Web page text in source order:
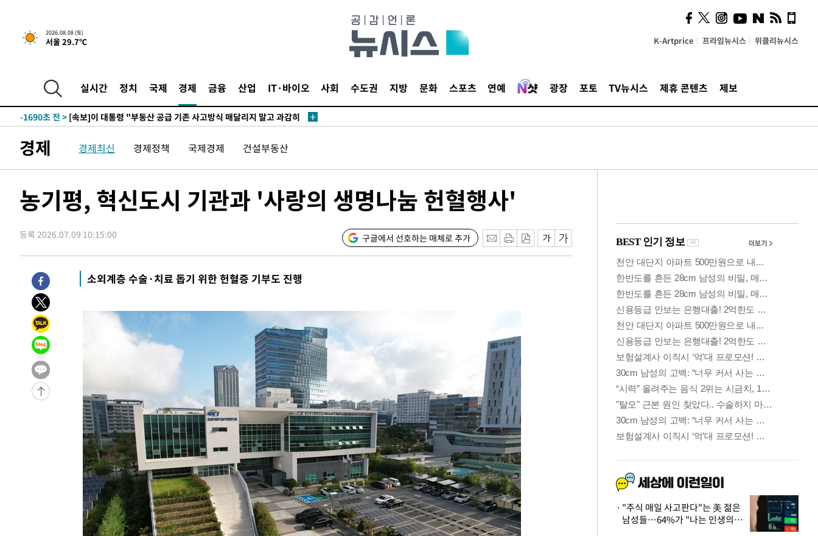
2026.08.08 (토)
서울 29.7℃ K-Artprice 프라임뉴시스 위클리뉴시스
실시간 정치 국제 경제 금융 산업 IT·바이오 사회 수도권 지방 문화 스포츠 연예 광장 포토 TV뉴시스 제휴 콘텐츠 제보
5시간 전 >[속보]규제합리화위원회 부위원장에 김태유 서울대 공대 교수…이병태
-6379초 전 >
미 사업체 일자리, 7월에 2.3만개 순감하고 그 전 2개월 10.3만개 하
향수정 (2보)
-5827초 전 >
↓
-1690초 전 > [속보]이 대통령 "부동산 공급 기존 사고방식 매달리지 말고 과감히
드는 임시"
2시간 전 >
"낮 기온 소폭 하락"…수도권 폭염중대경보, 폭염경보로 하향
2시간 전 >[속보]이 대통령, '호우피해' 안동·의성 관할 4개 면 특별재난지역 선포
수도
2시간 전 >
낮 최고 37도 찜통더위…곳곳 소나기·강원 많은 비[내일날씨]
4시간 전 >여자배구 이재영·이다영 자매, 아제르바이잔 투란VC 입단
4시간 전 >외국인 심판 성 접대 7경기 들여다보니…한국 축구 '5승 2무'
4시간 전 >
[속보]코스닥, 2.86포인트(0.36%) 내린 798.81마감
4시간 전 >
[속보]코스피, 6200선 약보합…0.60% 내린 6258.77에 마쳐
4시간 전 >
4시간 전 >
[속보] 노원서 40.1도 관측…서울, 2018년 이후 첫 40도
5시간 전 >
[속보]종합특검, '계엄 수용공간 확보' 신용해 前교정본부장 기소
5시간 전 >
외신들도 주목한 韓축구 파문…"국민적 공분에 수사 재개"
5시간 전 >
11시간 압수수색에 성접대 파문까지…'쑥대밭' 된 축구협회
5시간 전 >
[속보]규제합리화위원회 부위원장에 김태유 서울대 공대 교수…이병태
이강인, 폭염 속 AT마드리드 첫 훈련…80명 식사 대접까지(종합)
미 사업체 일자리, 7월에 2.3만개 순감하고 그 전 2개월 10.3만개 하
[속보] 미 사업체, 일자리 7월에 2.3만 개 줄어…실업률은 4.1%로
[속보]이 대통령 "부동산 공급 기존 사고방식 매달리지 말고 과감히
이란, "오만과 '중앙 단일 루트' 합의…북쪽 인바운드·남쪽 아웃바운
"낮 기온 소폭 하락"…수도권 폭염중대경보, 폭염경보로 하향
[속보]이 대통령, '호우피해' 안동·의성 관할 4개 면 특별재난지역 선포
[단독]중수청 지원 검사들, 정원 초과 시 낮은 계급 임용…희망지 못 갈
경제 경제최신 경제정책 국제경제 건설부동산
농기평, 혁신도시 기관과 '사랑의 생명나눔 헌혈행사'
등록 2026.07.09 10:15:00 구글에서 선호하는 매체로 추가
소외계층 수술·치료 돕기 위한 헌혈증 기부도 진행
시, 스마트폰 액세서리에
NFC 더했다
"주식 매일 사고판다"는 美 젊은
남성들…64%가 "나는 인생의